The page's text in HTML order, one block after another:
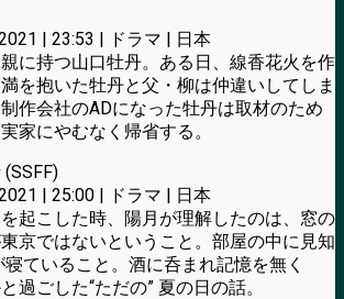
| 23:53 | ドラマ | 日本
に持つ山口牡丹。ある日、線香花火を作
を抱いた牡丹と父・柳は仲違いしてしま
作会社のADになった牡丹は取材のため
家にやむなく帰省する。
| 25:00 | ドラマ | 日本
起こした時、陽月が理解したのは、窓の
京ではないということ。部屋の中に見知
寝ていること。酒に呑まれ記憶を無く
過ごした“ただの” 夏の日の話。